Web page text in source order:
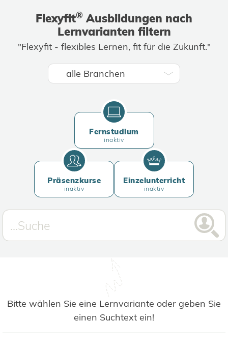
Flexyfit® Ausbildungen nach
Lernvarianten filtern
"Flexyfit - flexibles Lernen, fit für die Zukunft."
Fernstudium
inaktiv
Präsenzkurse
inaktiv
Einzelunterricht
inaktiv
Bitte wählen Sie eine Lernvariante oder geben Sie
einen Suchtext ein!